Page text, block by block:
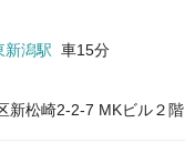
新潟駅 車15分
新松崎2-2-7 MKビル２階